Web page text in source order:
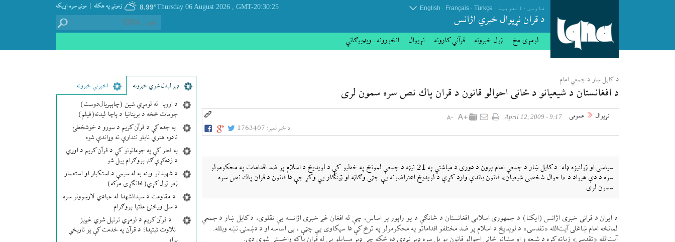
مونږ سره اړيکه | زمونږ په هکله 8.99° GMT-20:30:25
, Thursday 06 August 2026 فارسی . العربیة .
Türkçe
.
Français
.
English
د قران نړيوال خبري اژانس
لومړۍ مخ ټول خبرونه قرآني کارونه نړيوال انځورونه ـ ویډیوګانې
ډير لیدل شوي خبرونه اخیرني خبرونه
د اروپا له لومړي شین (چاپېریال‌دوست)
جومات څخه د بریتانیا د پاچا لیدنه(فیلم)
په جده کې د قرآن کریم د سورو د خوشخطئ
نادره هنري تابلو نندارې ته وړاندې شوه
په قطر کې په جوماتونو کې د قرآن کریم د اوړي
د زده‌کړې ګډ پروګرام پیل شو
د شهیدانو وینه به له سیمې د استکبار او استعمار
ټغر ټول کړي(ځانګړی مرکه)
د مقاومت د سیدالشهدا له عبادي لارښوونو سره
د سل ورځنئ ملتیا پروګرام
د قرآن کریم د لومړي ترتیل شوي غږیز
تلاوت ثبتیدا؛ د قرآن په خدمت کې یو تاریخي
د كابل ښار د جمعې امام
د افغانستان د شيعيانو د ځانی احوالو قانون د قران پاك نص سره سمون لری
نړيوال عمومی 9:17 - April 12, 2009
د خبر لمبر: 1763407
سياسی او ټولنيزه ډله: د كابل ښار د جمعې امام پرون د دوری د مياشتې په 21 نیټه د جمعې لمونځ په خطبو كې د لويدیځ د اسلام پر ضد اقدامات په محكومولو
سره د دې هيواد د «احوال شخصی شيعيان» قانون باندې وارد كړې د لويدیځ اعتراضونه یې چټی وګاڼه او ټينګار یې وكړ چې دا قانون د قران پاك نص سره
سمون لری.
د ايران د قرانی خبری اژانس (ايكنا) د جمهوری اسلامی افغانستان د څانګې د يو راپور پر اساس، چې له افغان غږ خبری اژانسه یې نقلوی، د كابل ښار د جمعې
لمانځه امام ښاغلی آيت‌الله «تقدسی» د لويدیځ د اسلام پر ضد مختلفو اقداماتو په محكومولو په ترڅ كې دا سپكاوی یې چټې ، بی اساسه او د دښمنۍ نښه وبلله.
آيت‌الله «تقدسی» زياته كړه د شيعه و او سنيانو ځانی احوالو قانون يو بل سره ډير نږدې ده ځكه چې ډير مسايلو یې له قران پاكه راخستې شوی دی.